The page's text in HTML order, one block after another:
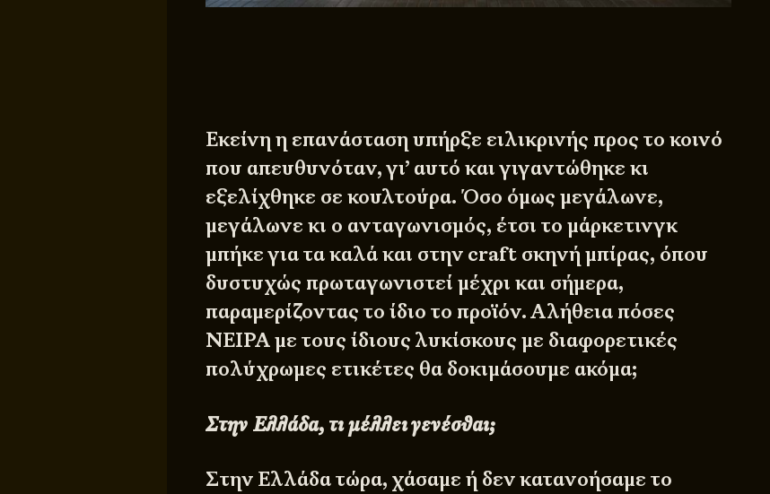
Εκείνη η επανάσταση υπήρξε ειλικρινής προς το κοινό
που απευθυνόταν, γι’ αυτό και γιγαντώθηκε κι
εξελίχθηκε σε κουλτούρα. Όσο όμως μεγάλωνε,
μεγάλωνε κι ο ανταγωνισμός, έτσι το μάρκετινγκ
μπήκε για τα καλά και στην craft σκηνή μπίρας, όπου
δυστυχώς πρωταγωνιστεί μέχρι και σήμερα,
παραμερίζοντας το ίδιο το προϊόν. Αλήθεια πόσες
NEIPA με τους ίδιους λυκίσκους με διαφορετικές
πολύχρωμες ετικέτες θα δοκιμάσουμε ακόμα;
Στην Ελλάδα, τι μέλλει γενέσθαι;
Στην Ελλάδα τώρα, χάσαμε ή δεν κατανοήσαμε το